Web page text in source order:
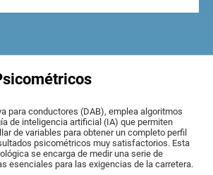
para conductores (DAB), emplea algoritmos
de inteligencia artificial (IA) que permiten
de variables para obtener un completo perfil
psicométricos muy satisfactorios. Esta
se encarga de medir una serie de
esenciales para las exigencias de la carretera.